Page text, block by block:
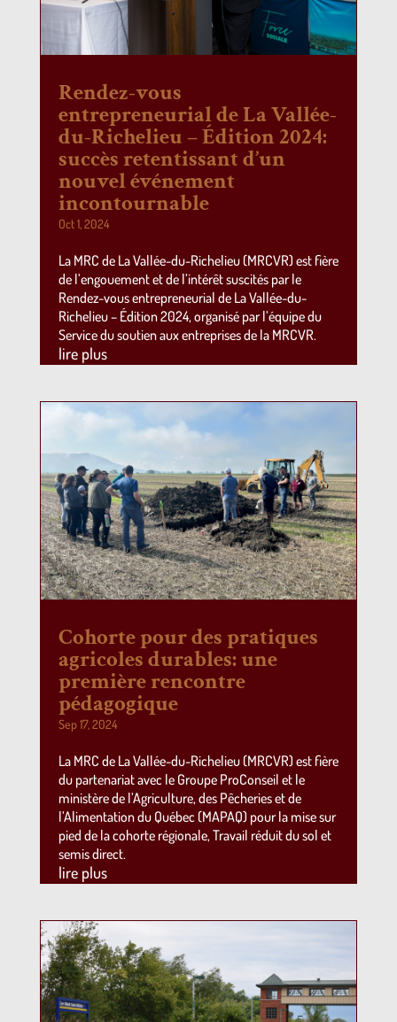
Rendez-vous
entrepreneurial de La Vallée-
du-Richelieu – Édition 2024:
succès retentissant d’un
nouvel événement
incontournable
Oct 1, 2024
La MRC de La Vallée-du-Richelieu (MRCVR) est fière
de l’engouement et de l’intérêt suscités par le
Rendez-vous entrepreneurial de La Vallée-du-
Richelieu – Édition 2024, organisé par l’équipe du
Service du soutien aux entreprises de la MRCVR.
lire plus
Cohorte pour des pratiques
agricoles durables: une
première rencontre
pédagogique
Sep 17, 2024
La MRC de La Vallée-du-Richelieu (MRCVR) est fière
du partenariat avec le Groupe ProConseil et le
ministère de l’Agriculture, des Pêcheries et de
l’Alimentation du Québec (MAPAQ) pour la mise sur
pied de la cohorte régionale, Travail réduit du sol et
semis direct.
lire plus